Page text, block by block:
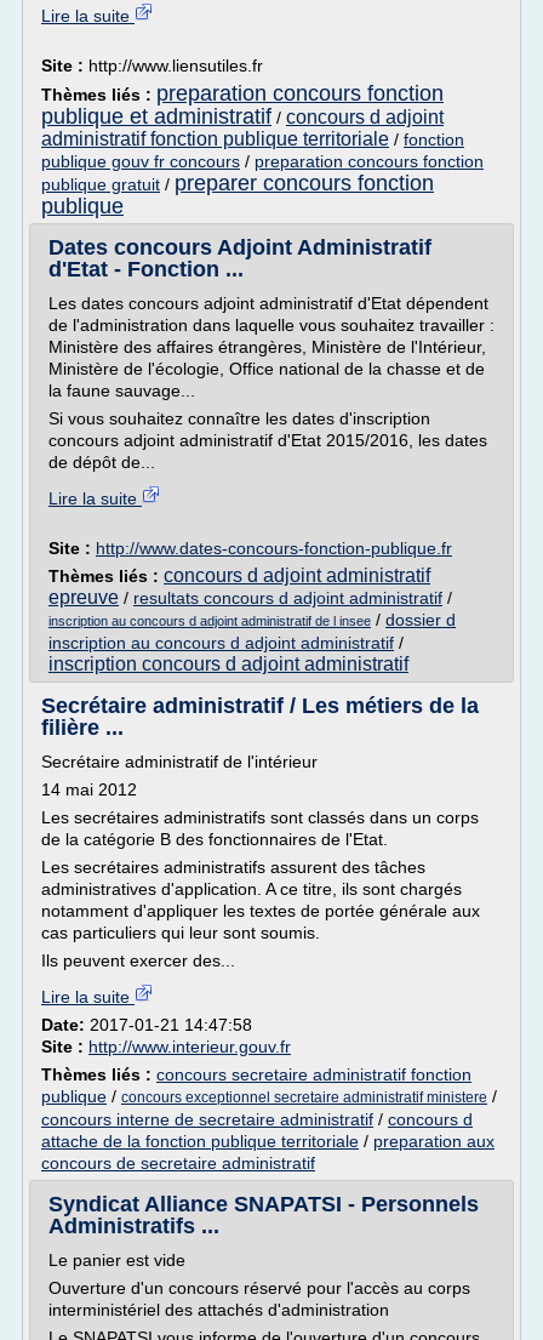
Lire la suite
Site : http://www.liensutiles.fr
Thèmes liés : preparation concours fonction
publique et administratif / concours d adjoint
administratif fonction publique territoriale / fonction
publique gouv fr concours / preparation concours fonction
publique gratuit / preparer concours fonction
publique
Dates concours Adjoint Administratif
d'Etat - Fonction ...
Les dates concours adjoint administratif d'Etat dépendent
de l'administration dans laquelle vous souhaitez travailler :
Ministère des affaires étrangères, Ministère de l'Intérieur,
Ministère de l'écologie, Office national de la chasse et de
la faune sauvage...
Si vous souhaitez connaître les dates d'inscription
concours adjoint administratif d'Etat 2015/2016, les dates
de dépôt de...
Lire la suite
Site : http://www.dates-concours-fonction-publique.fr
Thèmes liés : concours d adjoint administratif
epreuve / resultats concours d adjoint administratif /
inscription au concours d adjoint administratif de l insee / dossier d
inscription au concours d adjoint administratif /
inscription concours d adjoint administratif
Secrétaire administratif / Les métiers de la
filière ...
Secrétaire administratif de l'intérieur
14 mai 2012
Les secrétaires administratifs sont classés dans un corps
de la catégorie B des fonctionnaires de l'Etat.
Les secrétaires administratifs assurent des tâches
administratives d'application. A ce titre, ils sont chargés
notamment d'appliquer les textes de portée générale aux
cas particuliers qui leur sont soumis.
Ils peuvent exercer des...
Lire la suite
Date: 2017-01-21 14:47:58
Site : http://www.interieur.gouv.fr
Thèmes liés : concours secretaire administratif fonction
publique / concours exceptionnel secretaire administratif ministere /
concours interne de secretaire administratif / concours d
attache de la fonction publique territoriale / preparation aux
concours de secretaire administratif
Syndicat Alliance SNAPATSI - Personnels
Administratifs ...
Le panier est vide
Ouverture d'un concours réservé pour l'accès au corps
interministériel des attachés d'administration